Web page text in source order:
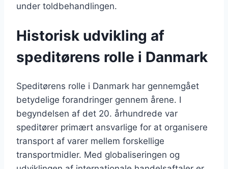
under toldbehandlingen.
Historisk udvikling af
speditørens rolle i Danmark
Speditørens rolle i Danmark har gennemgået
betydelige forandringer gennem årene. I
begyndelsen af det 20. århundrede var
speditører primært ansvarlige for at organisere
transport af varer mellem forskellige
transportmidler. Med globaliseringen og